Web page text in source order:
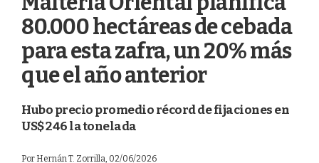
80.000 hectáreas de cebada
para esta zafra, un 20% más
que el año anterior
Hubo precio promedio récord de fijaciones en
US$ 246 la tonelada
Por Hernán T. Zorrilla, 02/06/2026